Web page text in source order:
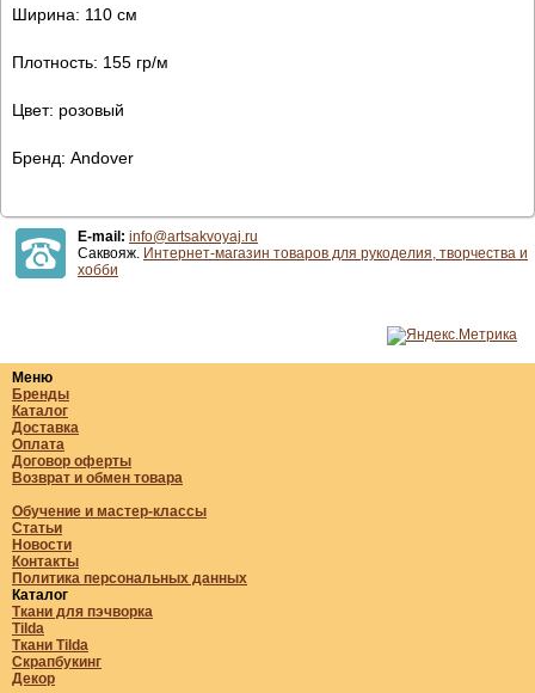
Ширина: 110 см
Плотность: 155 гр/м
Цвет: розовый
Бренд: Andover
E-mail: info@artsakvoyaj.ru
Саквояж. Интернет-магазин товаров для рукоделия, творчества и
хобби
Меню
Бренды
Каталог
Доставка
Оплата
Договор оферты
Возврат и обмен товара
Обучение и мастер-классы
Статьи
Новости
Контакты
Политика персональных данных
Каталог
Ткани для пэчворка
Tilda
Ткани Tilda
Скрапбукинг
Декор